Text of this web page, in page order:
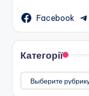
Facebook
Категорії
Категорії